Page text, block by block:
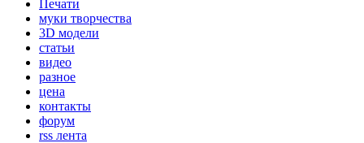
Печати
муки творчества
3D модели
статьи
видео
разное
цена
контакты
форум
rss лента